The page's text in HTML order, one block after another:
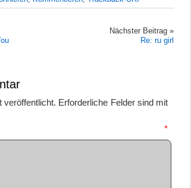
Nächster Beitrag »
Re: ru girl
veröffentlicht. Erforderliche Felder sind mit
*